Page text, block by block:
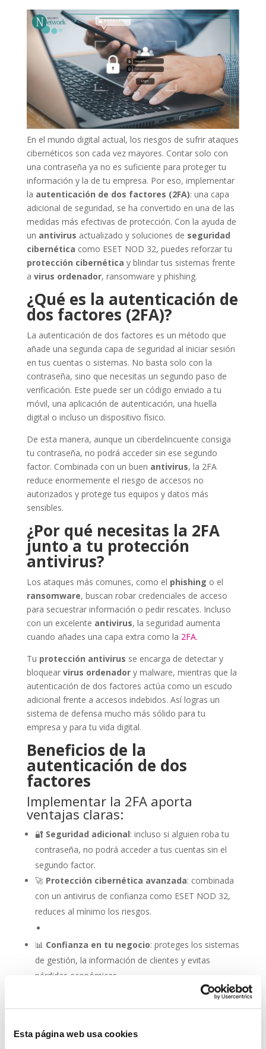
Esta página web usa cookies
En el mundo digital actual, los riesgos de sufrir ataques
cibernéticos son cada vez mayores. Contar solo con
una contraseña ya no es suficiente para proteger tu
información y la de tu empresa. Por eso, implementar
la autenticación de dos factores (2FA): una capa
adicional de seguridad, se ha convertido en una de las
medidas más efectivas de protección. Con la ayuda de
un antivirus actualizado y soluciones de seguridad
cibernética como ESET NOD 32, puedes reforzar tu
protección cibernética y blindar tus sistemas frente
a virus ordenador, ransomware y phishing.
¿Qué es la autenticación de
dos factores (2FA)?
La autenticación de dos factores es un método que
añade una segunda capa de seguridad al iniciar sesión
en tus cuentas o sistemas. No basta solo con la
contraseña, sino que necesitas un segundo paso de
verificación. Este puede ser un código enviado a tu
móvil, una aplicación de autenticación, una huella
digital o incluso un dispositivo físico.
De esta manera, aunque un ciberdelincuente consiga
tu contraseña, no podrá acceder sin ese segundo
factor. Combinada con un buen antivirus, la 2FA
reduce enormemente el riesgo de accesos no
autorizados y protege tus equipos y datos más
sensibles.
¿Por qué necesitas la 2FA
junto a tu protección
antivirus?
Los ataques más comunes, como el phishing o el
ransomware, buscan robar credenciales de acceso
para secuestrar información o pedir rescates. Incluso
con un excelente antivirus, la seguridad aumenta
cuando añades una capa extra como la 2FA.
Tu protección antivirus se encarga de detectar y
bloquear virus ordenadory malware, mientras que la
autenticación de dos factores actúa como un escudo
adicional frente a accesos indebidos. Así logras un
sistema de defensa mucho más sólido para tu
empresa y para tu vida digital.
Beneficios de la
autenticación de dos
factores
Implementar la 2FA aporta
ventajas claras:
🔐 Seguridad adicional: incluso si alguien roba tu
contraseña, no podrá acceder a tus cuentas sin el
segundo factor.
🚀 Protección cibernética avanzada: combinada
con un antivirus de confianza como ESET NOD 32,
reduces al mínimo los riesgos.
📊 Confianza en tu negocio: proteges los sistemas
de gestión, la información de clientes y evitas
pérdidas económicas.
: puedes usar aplicaciones de
autenticación, SMS, correo electrónico o dispositivos